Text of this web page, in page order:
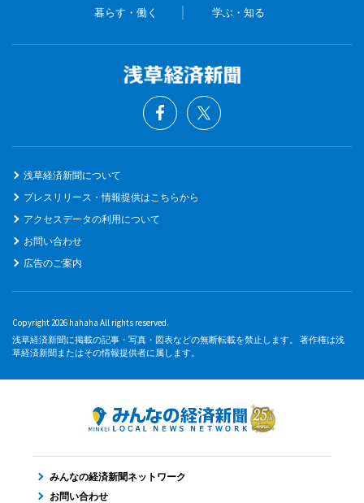
暮らす・働く 学ぶ・知る
浅草経済新聞について
プレスリリース・情報提供はこちらから
アクセスデータの利用について
お問い合わせ
広告のご案内
Copyright 2026 hahaha All rights reserved.
浅草経済新聞に掲載の記事・写真・図表などの無断転載を禁止します。 著作権は浅
草経済新聞またはその情報提供者に属します。
みんなの経済新聞ネットワーク
お問い合わせ